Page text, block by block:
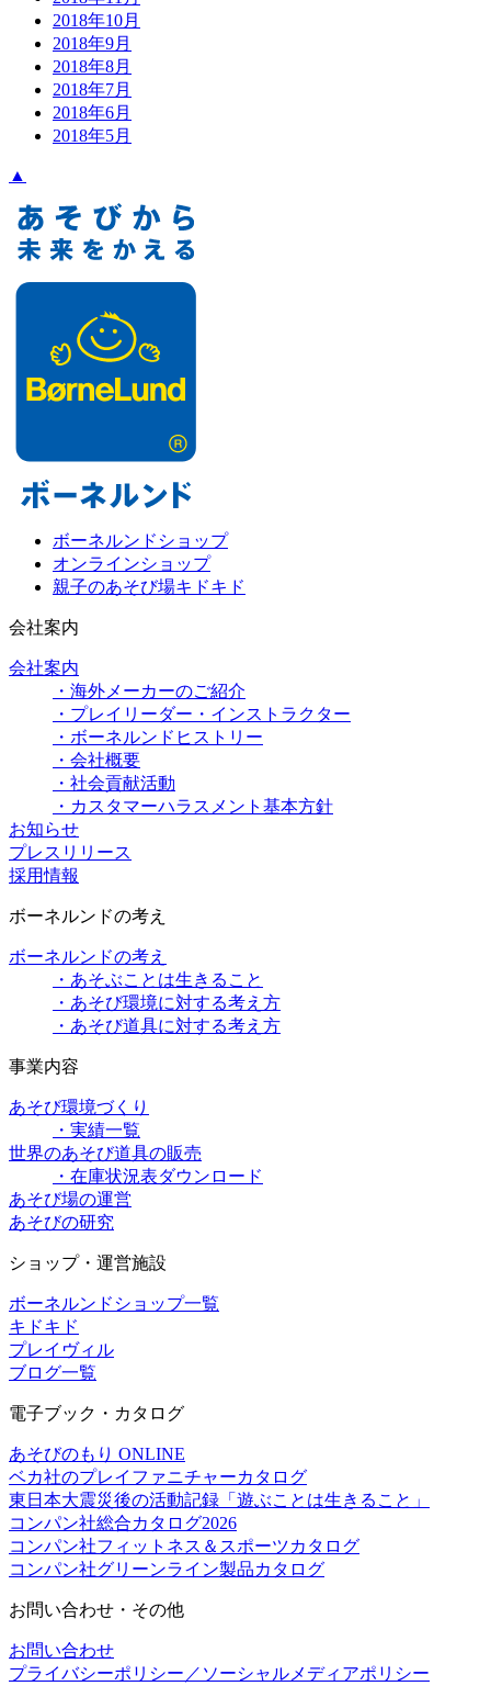
2018年10月
2018年9月
2018年8月
2018年7月
2018年6月
2018年5月
▲
ボーネルンドショップ
オンラインショップ
親子のあそび場キドキド
会社案内
会社案内
・海外メーカーのご紹介
・プレイリーダー・インストラクター
・ボーネルンドヒストリー
・会社概要
・社会貢献活動
・カスタマーハラスメント基本方針
お知らせ
プレスリリース
採用情報
ボーネルンドの考え
ボーネルンドの考え
・あそぶことは生きること
・あそび環境に対する考え方
・あそび道具に対する考え方
事業内容
あそび環境づくり
・実績一覧
世界のあそび道具の販売
・在庫状況表ダウンロード
あそび場の運営
あそびの研究
ショップ・運営施設
ボーネルンドショップ一覧
キドキド
プレイヴィル
ブログ一覧
電子ブック・カタログ
あそびのもり ONLINE
ベカ社のプレイファニチャーカタログ
東日本大震災後の活動記録「遊ぶことは生きること」
コンパン社総合カタログ2026
コンパン社フィットネス＆スポーツカタログ
コンパン社グリーンライン製品カタログ
お問い合わせ・その他
お問い合わせ
プライバシーポリシー／ソーシャルメディアポリシー